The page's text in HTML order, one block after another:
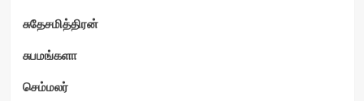
சுதேசமித்திரன்
சுபமங்களா
செம்மலர்